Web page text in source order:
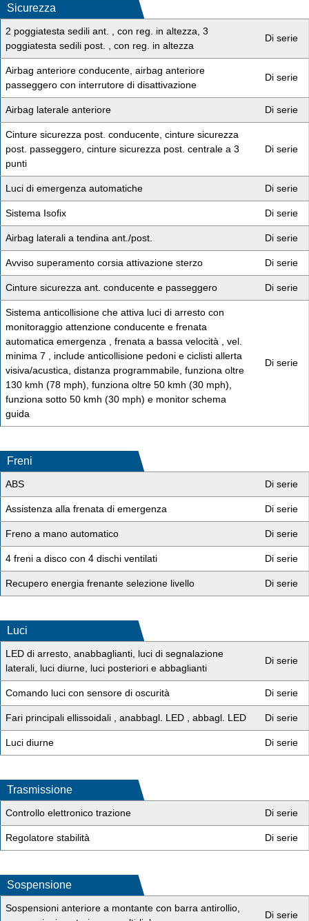
Sicurezza
2 poggiatesta sedili ant. , con reg. in altezza, 3
poggiatesta sedili post. , con reg. in altezza
Di serie
Airbag anteriore conducente, airbag anteriore
passeggero con interrutore di disattivazione
Di serie
Airbag laterale anteriore Di serie
Cinture sicurezza post. conducente, cinture sicurezza
post. passeggero, cinture sicurezza post. centrale a 3
punti
Di serie
Luci di emergenza automatiche Di serie
Sistema Isofix Di serie
Airbag laterali a tendina ant./post. Di serie
Avviso superamento corsia attivazione sterzo Di serie
Cinture sicurezza ant. conducente e passeggero Di serie
Sistema anticollisione che attiva luci di arresto con
monitoraggio attenzione conducente e frenata
automatica emergenza , frenata a bassa velocità , vel.
minima 7 , include anticollisione pedoni e ciclisti allerta
visiva/acustica, distanza programmabile, funziona oltre
130 kmh (78 mph), funziona oltre 50 kmh (30 mph),
funziona sotto 50 kmh (30 mph) e monitor schema
guida
Di serie
Freni
ABS Di serie
Assistenza alla frenata di emergenza Di serie
Freno a mano automatico Di serie
4 freni a disco con 4 dischi ventilati Di serie
Recupero energia frenante selezione livello Di serie
Luci
LED di arresto, anabbaglianti, luci di segnalazione
laterali, luci diurne, luci posteriori e abbaglianti
Di serie
Comando luci con sensore di oscurità Di serie
Fari principali ellissoidali , anabbagl. LED , abbagl. LED Di serie
Luci diurne Di serie
Trasmissione
Controllo elettronico trazione Di serie
Regolatore stabilità Di serie
Sospensione
Sospensioni anteriore a montante con barra antirollio,
Di serie